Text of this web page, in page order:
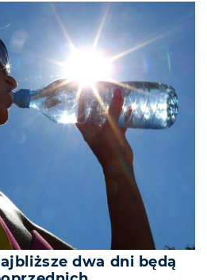
dwa dni będą